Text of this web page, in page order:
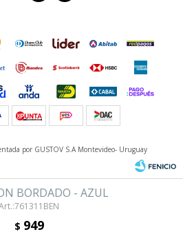
BORDADO - AZUL
761311BEN
$ 949
por GUSTOV S.A Montevideo- Uruguay